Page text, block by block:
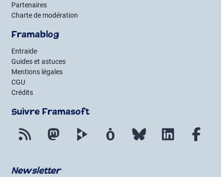
Partenaires
Charte de modération
Framablog
Entraide
Guides et astuces
Mentions légales
CGU
Crédits
Suivre Framasoft
Flux RSS Mastodon PeerTube Mobilizon Bluesky LinkedIn
Newsletter